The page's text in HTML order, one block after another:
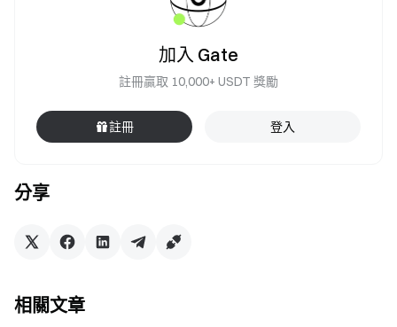
頻道查看。
嚴禁批量註冊小號，惡意刷量、自買自賣、相互對敲
等作弊行爲，同一認證用戶的多個帳號將視爲同一帳
做市商、企業、機構、代理商帳戶及合夥人帳戶不可
若用戶同時參加Gate其他活動，僅獲得一項活動的獎
勵。
如翻譯版本與英文版本有任何差異，以英文版本爲
分享
加入 Gate
註冊贏取 10,000+ USDT 獎勵
註冊 登入
相關文章